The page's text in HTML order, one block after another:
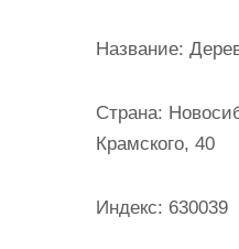
Название:
Страна:
Крамского, 40
Индекс: 630039